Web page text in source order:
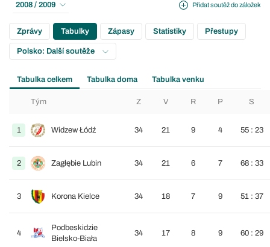
Přidat soutěž do záložek
2008 / 2009
Zprávy Tabulky Zápasy Statistiky Přestupy
Polsko: Další soutěže
Tabulka celkem Tabulka doma Tabulka venku
Tým Z V R P S
1 Widzew Łódź 34 21 9 4 55 : 23
2 Zagłębie Lubin 34 21 6 7 68 : 33
3 Korona Kielce 34 18 7 9 51 : 37
4
Podbeskidzie
Bielsko-Biała
34 17 8 9 60 : 29